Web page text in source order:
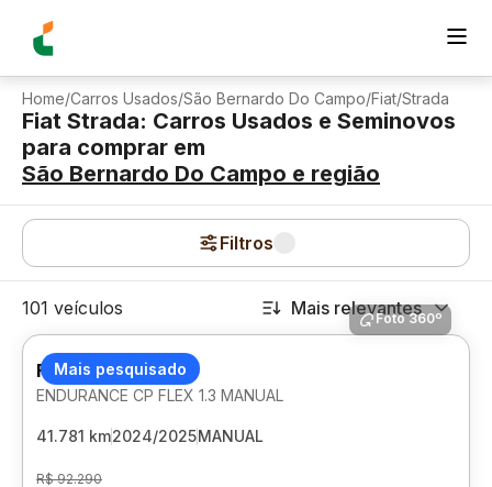
Home/Carros Usados/São Bernardo Do Campo/Fiat/Strada
Fiat Strada: Carros Usados e Seminovos
para comprar em
São Bernardo Do Campo e região
Filtros
101 veículos Mais relevantes
Mais pesquisado
Foto 360º
FIAT STRADA
ENDURANCE CP FLEX 1.3 MANUAL
41.781 km2024/2025MANUAL
R$ 92.290